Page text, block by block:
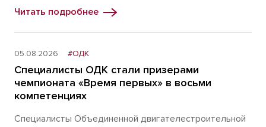
Читать подробнее
05.08.2026 #ОДК
Специалисты ОДК стали призерами
чемпионата «Время первых» в восьми
компетенциях
Специалисты Объединенной двигателестроительной